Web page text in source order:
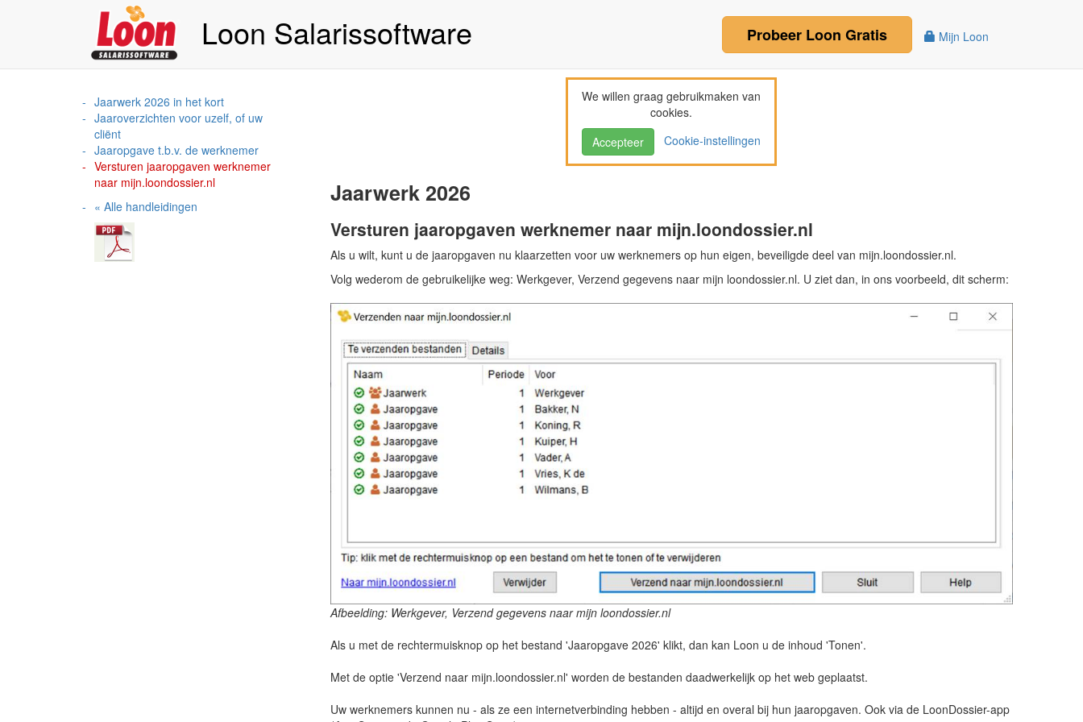
Loon Salarissoftware Mijn Loon
Probeer Loon Gratis
Jaarwerk 2026 in het kort
Jaaroverzichten voor uzelf, of uw
cliënt
Jaaropgave t.b.v. de werknemer
Versturen jaaropgaven werknemer
naar mijn.loondossier.nl
« Alle handleidingen
We willen graag gebruikmaken van
cookies.
Accepteer
Cookie-instellingen
Jaarwerk 2026
Versturen jaaropgaven werknemer naar mijn.loondossier.nl
Als u wilt, kunt u de jaaropgaven nu klaarzetten voor uw werknemers op hun eigen, beveiligde deel van mijn.loondossier.nl.
Volg wederom de gebruikelijke weg: Werkgever, Verzend gegevens naar mijn loondossier.nl. U ziet dan, in ons voorbeeld, dit scherm:
Afbeelding: Werkgever, Verzend gegevens naar mijn loondossier.nl
Als u met de rechtermuisknop op het bestand 'Jaaropgave 2026' klikt, dan kan Loon u de inhoud 'Tonen'.
Met de optie 'Verzend naar mijn.loondossier.nl' worden de bestanden daadwerkelijk op het web geplaatst.
Uw werknemers kunnen nu - als ze een internetverbinding hebben - altijd en overal bij hun jaaropgaven. Ook via de LoonDossier-app